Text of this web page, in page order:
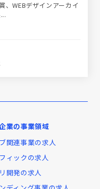
、WEBデザインアーカイ
業の事業領域
関連事業の求人
ィックの求人
開発の求人